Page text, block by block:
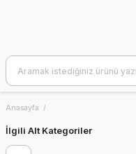
Anasayfa
İlgili Alt Kategoriler